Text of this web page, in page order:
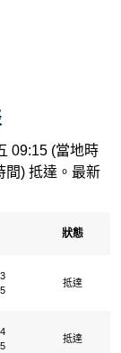
09:15 (當地時
間) 抵達。最新
狀態
抵達
抵達